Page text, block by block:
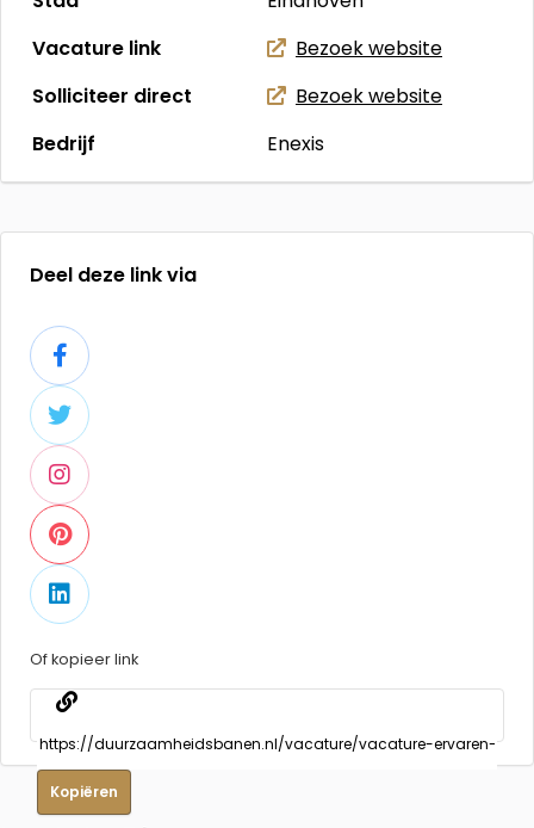
Vacature link
Bezoek website
Solliciteer direct
Bezoek website
Bedrijf
Enexis
Deel deze link via
Of kopieer link
Kopiëren